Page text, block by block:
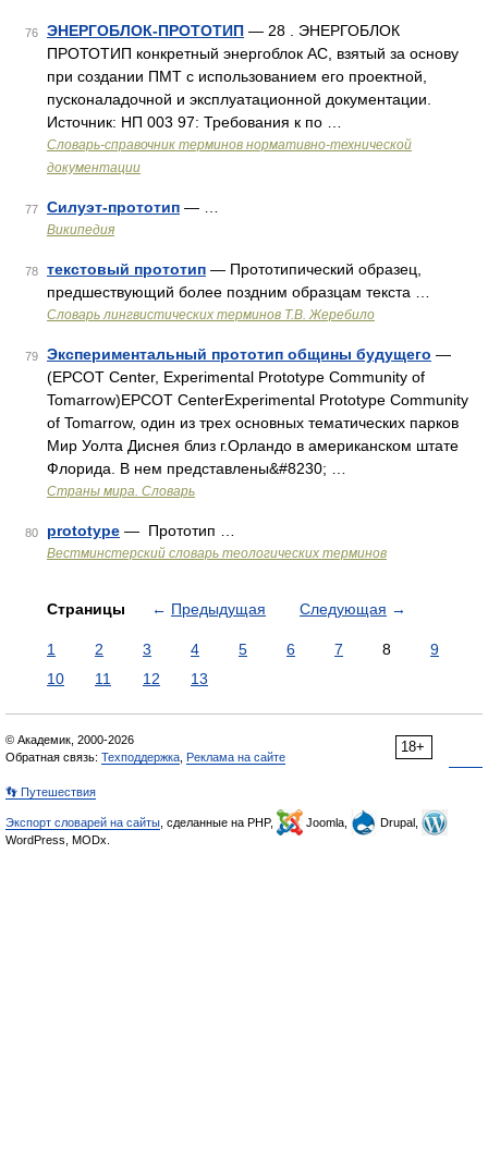
76 ЭНЕРГОБЛОК-ПРОТОТИП — 28 . ЭНЕРГОБЛОК
ПРОТОТИП конкретный энергоблок АС, взятый за основу
при создании ПМТ с использованием его проектной,
пусконаладочной и эксплуатационной документации.
Источник: НП 003 97: Требования к по …
Словарь-справочник терминов нормативно-технической
документации
77 Силуэт-прототип — …
Википедия
78 текстовый прототип — Прототипический образец,
предшествующий более поздним образцам текста …
Словарь лингвистических терминов Т.В. Жеребило
79 Экспериментальный прототип общины будущего —
(EPCOT Center, Experimental Prototype Community of
Tomarrow)EPCOT CenterExperimental Prototype Community
of Tomarrow, один из трех основных тематических парков
Мир Уолта Диснея близ г.Орландо в американском штате
Флорида. В нем представлены&#8230; …
Страны мира. Словарь
80 prototype — Прототип …
Вестминстерский словарь теологических терминов
Страницы ← Предыдущая Следующая →
1 2 3 4 5 6 7 8
9
10
11 12 13
18+
© Академик, 2000-2026
Обратная связь: Техподдержка Реклама на сайте
👣 Путешествия
Экспорт словарей на сайты , сделанные на PHP, Joomla,
Drupal,
WordPress, MODx.